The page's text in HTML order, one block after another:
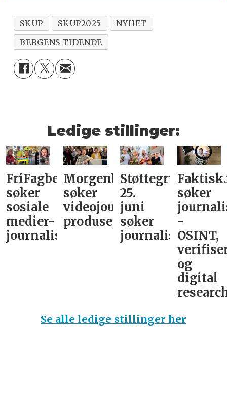
SKUP SKUP2025
NYHET
BERGENS TIDENDE
Ledige stillinger:
FriFagbevegelse
søker
sosiale
medier-
journalist
Morgenbladet
søker
videojournalist/podkast-
produsent
Støttegruppa
25.
juni
søker
journalist
søker
-
OSINT,
og
digital
Se alle ledige stillinger her